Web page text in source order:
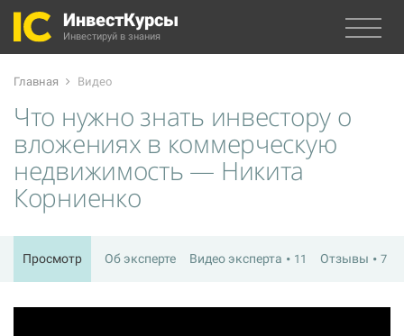
ИнвестКурсы
Инвестируй в знания
Главная Видео
Что нужно знать инвестору о
вложениях в коммерческую
недвижимость — Никита
Корниенко
Просмотр Об эксперте Видео эксперта 11 Отзывы 7